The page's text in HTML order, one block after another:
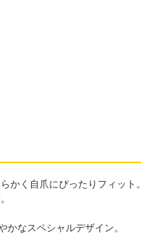
かく自爪にぴったりフィット。
なスペシャルデザイン。